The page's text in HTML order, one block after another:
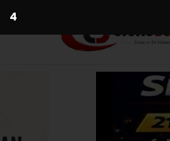
2